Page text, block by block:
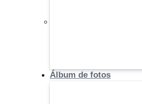
Álbum de fotos